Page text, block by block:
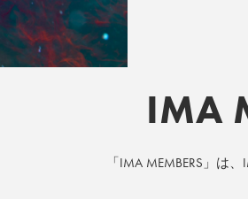
IMA
「IMA MEMBERS」は